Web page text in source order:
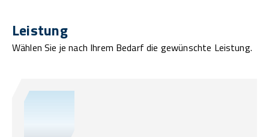
Leistung
Wählen Sie je nach Ihrem Bedarf die gewünschte Leistung.